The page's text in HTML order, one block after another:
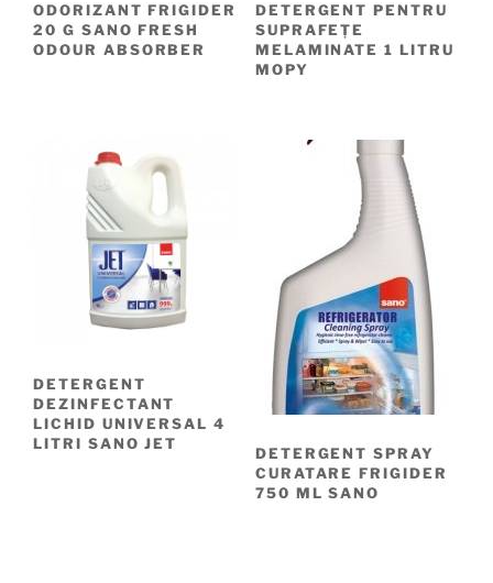
ODORIZANT FRIGIDER
20 G SANO FRESH
ODOUR ABSORBER
DETERGENT PENTRU
SUPRAFEȚE
MELAMINATE 1 LITRU
MOPY
DETERGENT
DEZINFECTANT
LICHID UNIVERSAL 4
LITRI SANO JET
DETERGENT SPRAY
CURATARE FRIGIDER
750 ML SANO